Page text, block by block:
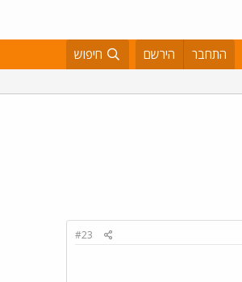
התחבר הירשם חיפוש
#23